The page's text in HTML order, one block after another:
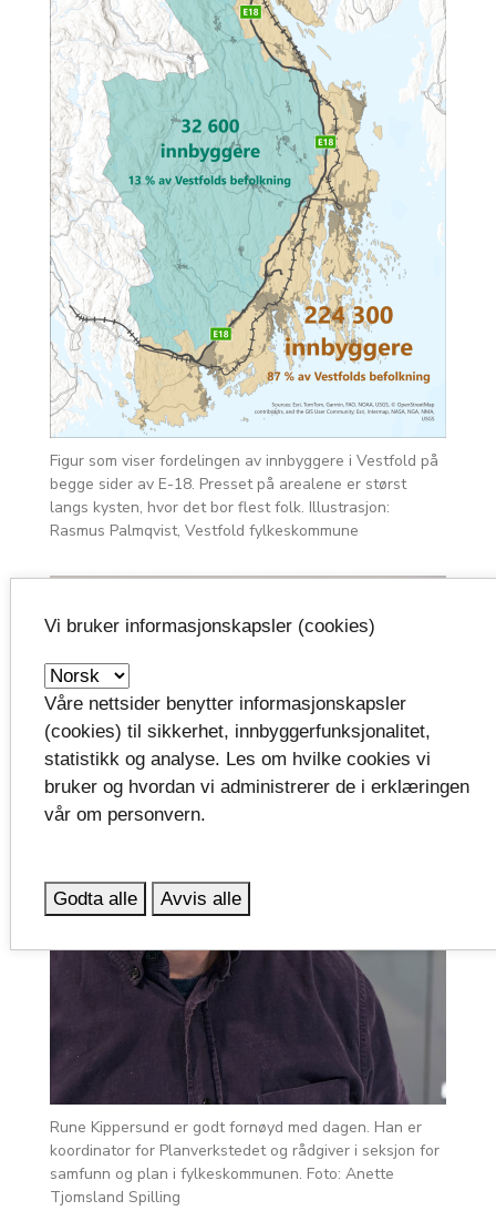
Figur som viser fordelingen av innbyggere i Vestfold på
begge sider av E-18. Presset på arealene er størst
langs kysten, hvor det bor flest folk. Illustrasjon:
Rasmus Palmqvist, Vestfold fylkeskommune
Rune Kippersund er godt fornøyd med dagen. Han er
koordinator for Planverkstedet og rådgiver i seksjon for
samfunn og plan i fylkeskommunen. Foto: Anette
Tjomsland Spilling
Vi bruker informasjonskapsler (cookies)
Våre nettsider benytter informasjonskapsler
(cookies) til sikkerhet, innbyggerfunksjonalitet,
statistikk og analyse. Les om hvilke cookies vi
bruker og hvordan vi administrerer de i erklæringen
vår om personvern.
Godta alle Avvis alle